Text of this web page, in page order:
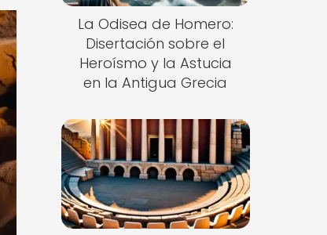
La Odisea de Homero:
Disertación sobre el
Heroísmo y la Astucia
en la Antigua Grecia